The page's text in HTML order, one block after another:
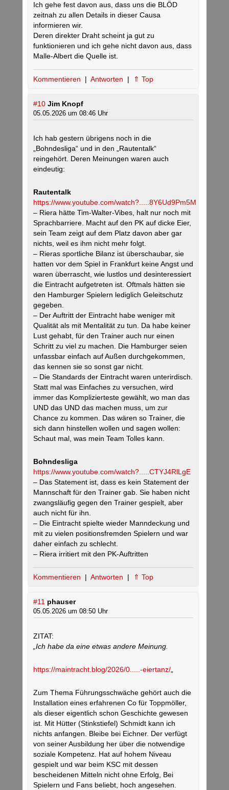
Ich gehe fest davon aus, dass uns die BLÖD
zeitnah zu allen Details in dieser Causa
informieren wir.
Deren direkter Draht scheint ja gut zu
funktionieren und ich gehe nicht davon aus, dass
Malle-Albert die Quelle ist.
Kommentieren | Antworten | ⇑ Top
#10 Jim Knopf
05.05.2026 um 08:46 Uhr
Ich hab gestern übrigens noch in die
„Bohndesliga“ und in den „Rautentalk“
reingehört. Deren Meinungen waren auch
eindeutig:
Rautentalk
https://www.youtube.com/watch?.....8Y6Ud9Pm5M
– Riera hätte Tim-Walter-Vibes, halt nur noch mit
Sprachbarriere. Macht auf den PK auf dicke Eier,
sein Team zeigt auf dem Platz davon aber gar
nichts, weil es ihm nicht mehr folgt.
– Rieras sportliche Bilanz ist überschaubar, sie
hatten vor dem Spiel in Frankfurt keine Angst und
waren überrascht, wie lustlos und desinteressiert
die Eintracht aufgetreten ist. Oftmals hätten sie
den Hamburger Spielern lediglich Geleitschutz
gegeben.
– Der Auftritt der Eintracht habe weniger mit
Qualität als mit Mentalität zu tun. Da habe keiner
Lust gehabt, für den Trainer auch nur einen
Schritt zu viel zu machen. Die Hamburger seien
unfassbar einfach auf Außen durchgekommen,
das kennen sie so sonst gar nicht.
– Die Standards der Eintracht waren unterirdisch.
Statt mal was Einfaches zu versuchen, wird
immer das Komplizierteste gewählt, wo man das
UND das UND das machen muss, um zur
Chance zu kommen. Das wären so Trainer, die
sich dann hinstellen wollen und sagen wollen:
Schaut mal, was mein Team Tolles kann.
Bohndesliga
https://www.youtube.com/watch?.....CTYJ4RlLgE
– Das Statement ist, dass es kein Statement der
Mannschaft für den Trainer gab. Sie haben nicht
zwangsläufig gegen den Trainer gespielt, aber
auch nicht für ihn.
– Die Eintracht spielte wieder Manndeckung und
mit zu vielen positionsfremden Spielern und war
daher einfach zu schlecht.
– Riera irritiert mit den PK-Auftritten
Kommentieren | Antworten | ⇑ Top
#11 phauser
05.05.2026 um 08:50 Uhr
ZITAT:
„Ich habe da eine etwas andere Meinung.
https://maintracht.blog/2026/0.....-eiertanz/
Zum Thema Führungsschwäche gehört auch die
Installation eines erfahrenen Co für Toppmöller,
als dieser eigentlich schon Geschichte gewesen
ist. Mit Hütter (Stinkstiefel) Schmidt kann ich
nichts anfangen. Bleibe bei Eichner. Der verfügt
von seiner Ausbildung her über die notwendige
soziale Kompetenz. Hat auf hohem Niveau
gespielt und war beim KSC mit dessen
bescheidenen Mitteln nicht ohne Erfolg, Bei
Spielern und Fans beliebt, hoch angesehen.